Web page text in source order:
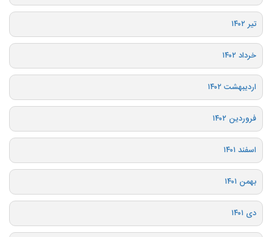
تیر ۱۴۰۲
خرداد ۱۴۰۲
اردیبهشت ۱۴۰۲
فروردین ۱۴۰۲
اسفند ۱۴۰۱
بهمن ۱۴۰۱
دی ۱۴۰۱